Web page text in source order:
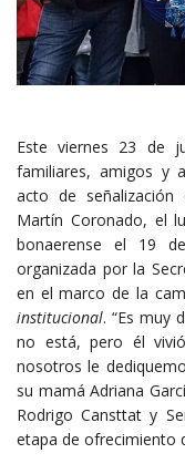
Este viernes 23 de
familiares, amigos y
acto de señalización
Martín Coronado, el
bonaerense el 19
organizada por la
en el marco de la
institucional. “Es muy
no está, pero él
nosotros le
su mamá Adriana
Rodrigo Cansttat y
etapa de ofrecimiento